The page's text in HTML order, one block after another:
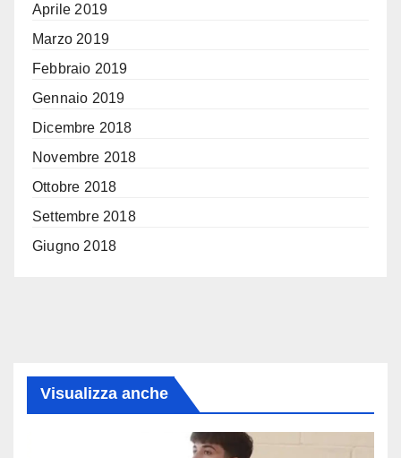
Aprile 2019
Marzo 2019
Febbraio 2019
Gennaio 2019
Dicembre 2018
Novembre 2018
Ottobre 2018
Settembre 2018
Giugno 2018
Visualizza anche